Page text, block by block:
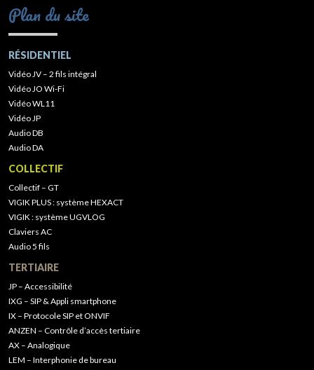
Plan du site
RÉSIDENTIEL
Vidéo JV – 2 fils intégral
Vidéo JO Wi-Fi
Vidéo WL11
Vidéo JP
Audio DB
Audio DA
COLLECTIF
Collectif – GT
VIGIK PLUS : système HEXACT
VIGIK : système UGVLOG
Claviers AC
Audio 5 fils
TERTIAIRE
JP – Accessibilité
IXG – SIP & Appli smartphone
IX – Protocole SIP et ONVIF
ANZEN – Contrôle d’accès tertiaire
AX – Analogique
LEM – Interphonie de bureau